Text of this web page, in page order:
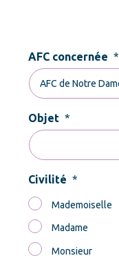
AFC concernée *
Objet *
Civilité *
Mademoiselle
Madame
Monsieur